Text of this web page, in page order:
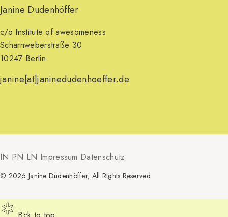
Janine Dudenhöffer
c/o Institute of awesomeness
Scharnweberstraße 30
10247 Berlin
janine[at]janinedudenhoeffer.de
IN PN LN Impressum Datenschutz
© 2026 Janine Dudenhöffer, All Rights Reserved